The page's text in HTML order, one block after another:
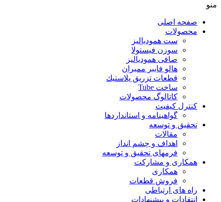
منو
صفحه اصلی
محصولات
ست همودیالیز
سوزن فیستولا
صافی همودیالیز
هالو فایبر ممبران
قطعات تزريق پلاستيك
ساخت Tube
کاتالوگ محصولات
کنترل کیفیت
گواهينامه و استانداردها
تحقيق و توسعه
مقالات
اهداف و چشم انداز
فرمهای تحقیق و توسعه
همکاری و مشارکت
همکاری
فروش قطعات
راه های ارتباطی
انتقادات و پيشنهادات